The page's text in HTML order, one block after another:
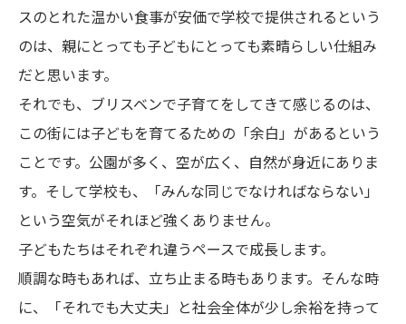
スのとれた温かい食事が安価で学校で提供されるという
のは、親にとっても子どもにとっても素晴らしい仕組み
だと思います。
それでも、ブリスベンで子育てをしてきて感じるのは、
この街には子どもを育てるための「余白」があるという
ことです。公園が多く、空が広く、自然が身近にありま
す。そして学校も、「みんな同じでなければならない」
という空気がそれほど強くありません。
子どもたちはそれぞれ違うペースで成長します。
順調な時もあれば、立ち止まる時もあります。そんな時
に、「それでも大丈夫」と社会全体が少し余裕を持って